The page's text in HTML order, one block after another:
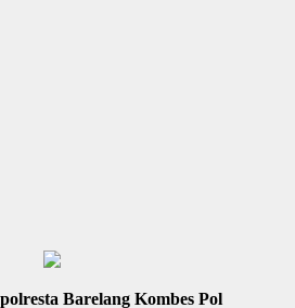
Barelang Kombes Pol